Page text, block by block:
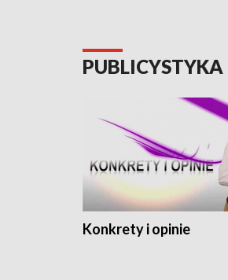
PUBLICYSTYKA
Konkrety i opinie